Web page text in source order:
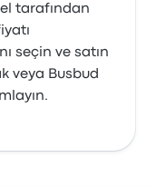
tarafından
seçin ve satın
veya Busbud